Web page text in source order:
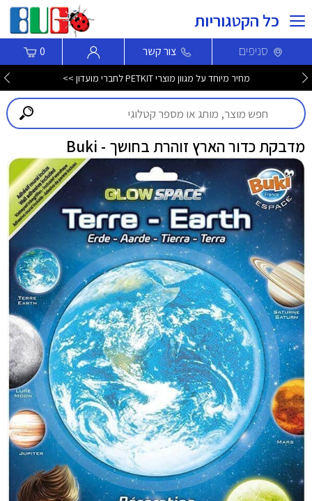
כל הקטגוריות
סניפים צור קשר 0
מחיר מיוחד על מגוון מוצרי PETKIT לחברי מועדון >>
מדבקת כדור הארץ זוהרת בחושך - Buki